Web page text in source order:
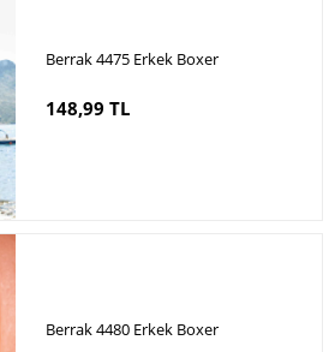
Berrak 4475 Erkek Boxer
148,99 TL
Berrak 4480 Erkek Boxer